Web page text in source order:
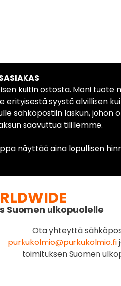
kuitin ostosta. Moni tuote
erityisestä syystä alvillisen
sähköpostiin laskun, johon
saavuttua tilillemme.
näyttää aina lopullisen
ulkopuolelle
Ota yhteyttä
purkukolmio@purkukolmio.fi
toimituksen Suomen